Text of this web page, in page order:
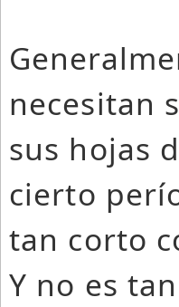
necesitan
sus hojas
cierto
tan corto
Y no es